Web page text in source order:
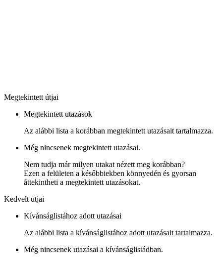
Megtekintett útjai
Megtekintett utazások
Az alábbi lista a korábban megtekintett utazásait tartalmazza.
Még nincsenek megtekintett utazásai.
Nem tudja már milyen utakat nézett meg korábban?
Ezen a felületen a későbbiekben könnyedén és gyorsan
áttekintheti a megtekintett utazásokat.
Kedvelt útjai
Kívánságlistához adott utazásai
Az alábbi lista a kívánságlistához adott utazásait tartalmazza.
Még nincsenek utazásai a kívánságlistádban.